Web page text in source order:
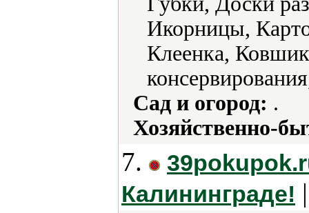
Икорницы,
Клеенка,
Сад и огород: .
Хозяйственно-
7.
Калининграде!